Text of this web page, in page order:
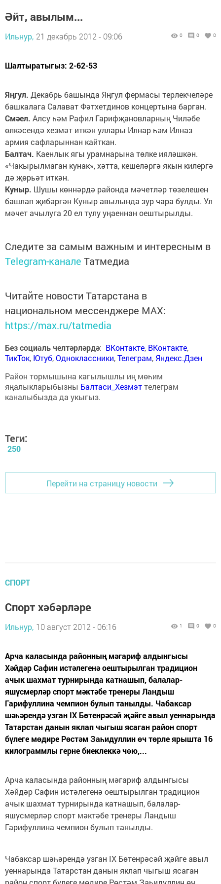
Әйт, авылым...
Ильнур, 21 декабрь 2012 - 09:06 0 0 0
Шалтыратыгыз: 2-62-53
Яңгул. Декабрь башында Яңгул фермасы терлекчеләре
башкалага Салават Фәтхетдинов концертына барган.
Смәел. Алсу һәм Рафил Гарифҗановларның Чиләбе
өлкәсендә хезмәт иткән уллары Илнар һәм Илназ
армия сафларыннан кайткан.
Балтач. Каенлык ягы урамнарына төлке ияләшкән.
«Чакырылмаган кунак», хәтта, кешеләргә якын килергә
дә җөрьәт иткән.
Куныр. Шушы көннәрдә районда мәчетләр төзелешен
башлап җибәргән Куныр авылында зур чара булды. Ул
мәчет ачылуга 20 ел тулу уңаеннан оештырылды.
Следите за самым важным и интересным в
Telegram-канале Татмедиа
Читайте новости Татарстана в
национальном мессенджере MАХ:
https://max.ru/tatmedia
Без социаль челтәрләрдә: ВКонтакте, ВКонтакте,
ТикТок, Ютуб,Одноклассники,Телеграм, Яндекс.Дзен
Район тормышына кагылышлы иң мөһим
яңалыкларыбызны Балтаси_Хезмэттелеграм
каналыбызда да укыгыз.
Теги:
250
Перейти на страницу новости
СПОРТ
Спорт хәбәрләре
Ильнур, 10 август 2012 - 06:16 1 0 0
Арча каласында районның мәгариф алдынгысы
Хәйдәр Сафин истәлегенә оештырылган традицион
ачык шахмат турнирында катнашып, балалар-
яшүсмерләр спорт мәктәбе тренеры Ландыш
Гарифуллина чемпион булып танылды. Чабаксар
шәһәрендә узган IX Бөтенрәсәй җәйге авыл уеннарында
Татарстан данын яклап чыгыш ясаган район спорт
бүлеге мөдире Рөстәм Заһидуллин өч төрле ярышта 16
килограммлы герне биеклеккә чөю,...
Арча каласында районның мәгариф алдынгысы
Хәйдәр Сафин истәлегенә оештырылган традицион
ачык шахмат турнирында катнашып, балалар-
яшүсмерләр спорт мәктәбе тренеры Ландыш
Гарифуллина чемпион булып танылды.
Чабаксар шәһәрендә узган IX Бөтенрәсәй җәйге авыл
уеннарында Татарстан данын яклап чыгыш ясаган